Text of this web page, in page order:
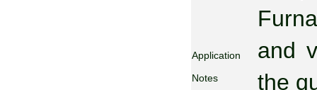
Application
Notes
and
the